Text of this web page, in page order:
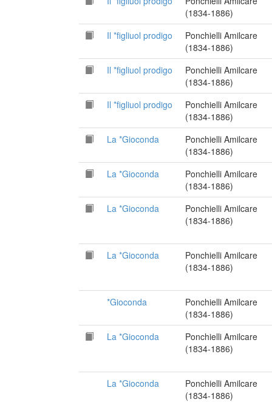
(1834-1886)
Il *figliuol prodigo
Ponchielli Amilcare
(1834-1886)
Il *figliuol prodigo
Ponchielli Amilcare
(1834-1886)
Il *figliuol prodigo
Ponchielli Amilcare
(1834-1886)
La *Gioconda
Ponchielli Amilcare
(1834-1886)
La *Gioconda
Ponchielli Amilcare
(1834-1886)
La *Gioconda
Ponchielli Amilcare
(1834-1886)
La *Gioconda
Ponchielli Amilcare
(1834-1886)
*Gioconda
Ponchielli Amilcare
(1834-1886)
La *Gioconda
Ponchielli Amilcare
(1834-1886)
La *Gioconda
Ponchielli Amilcare
(1834-1886)